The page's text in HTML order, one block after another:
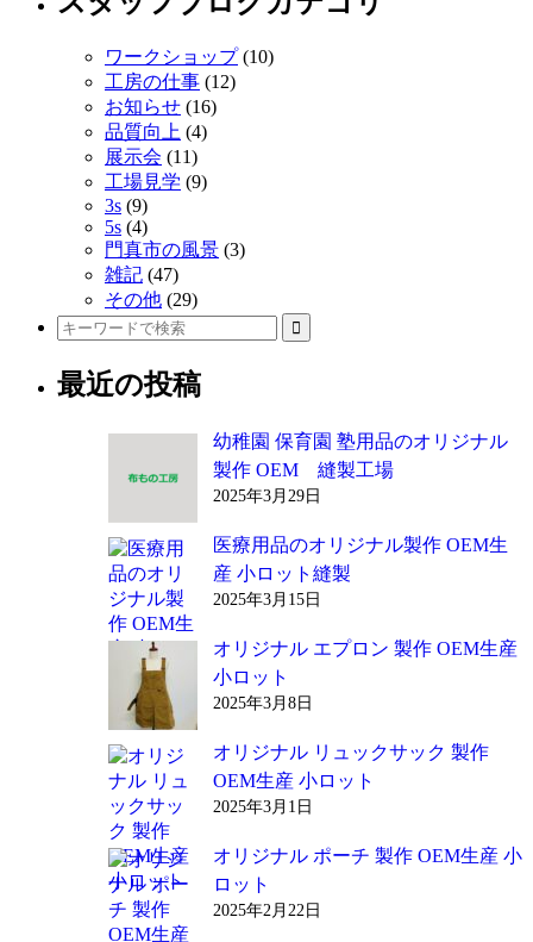
ワークショップ(10)
工房の仕事 (12)
お知らせ (16)
品質向上 (4)
展示会 (11)
工場見学 (9)
3s (9)
5s (4)
門真市の風景 (3)
雑記 (47)
その他 (29)
最近の投稿
幼稚園 保育園 塾用品のオリジナル
製作 OEM 縫製工場
2025年3月29日
医療用品のオリジナル製作 OEM生
産 小ロット縫製
2025年3月15日
オリジナル エプロン 製作 OEM生産
小ロット
2025年3月8日
オリジナル リュックサック 製作
OEM生産 小ロット
2025年3月1日
オリジナル ポーチ 製作 OEM生産 小
ロット
2025年2月22日